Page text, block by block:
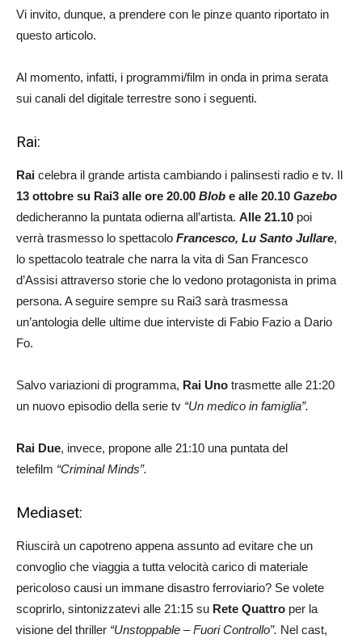
Vi invito, dunque, a prendere con le pinze quanto riportato in
questo articolo.
Al momento, infatti, i programmi/film in onda in prima serata
sui canali del digitale terrestre sono i seguenti.
Rai:
Rai celebra il grande artista cambiando i palinsesti radio e tv. Il
13 ottobre su Rai3 alle ore 20.00 Blob e alle 20.10 Gazebo
dedicheranno la puntata odierna all’artista. Alle 21.10 poi
verrà trasmesso lo spettacolo Francesco, Lu Santo Jullare,
lo spettacolo teatrale che narra la vita di San Francesco
d’Assisi attraverso storie che lo vedono protagonista in prima
persona. A seguire sempre su Rai3 sarà trasmessa
un’antologia delle ultime due interviste di Fabio Fazio a Dario
Fo.
Salvo variazioni di programma, Rai Uno trasmette alle 21:20
un nuovo episodio della serie tv “Un medico in famiglia”.
Rai Due, invece, propone alle 21:10 una puntata del
telefilm “Criminal Minds”.
Mediaset:
Riuscirà un capotreno appena assunto ad evitare che un
convoglio che viaggia a tutta velocità carico di materiale
pericoloso causi un immane disastro ferroviario? Se volete
scoprirlo, sintonizzatevi alle 21:15 su Rete Quattro per la
visione del thriller “Unstoppable – Fuori Controllo”. Nel cast,